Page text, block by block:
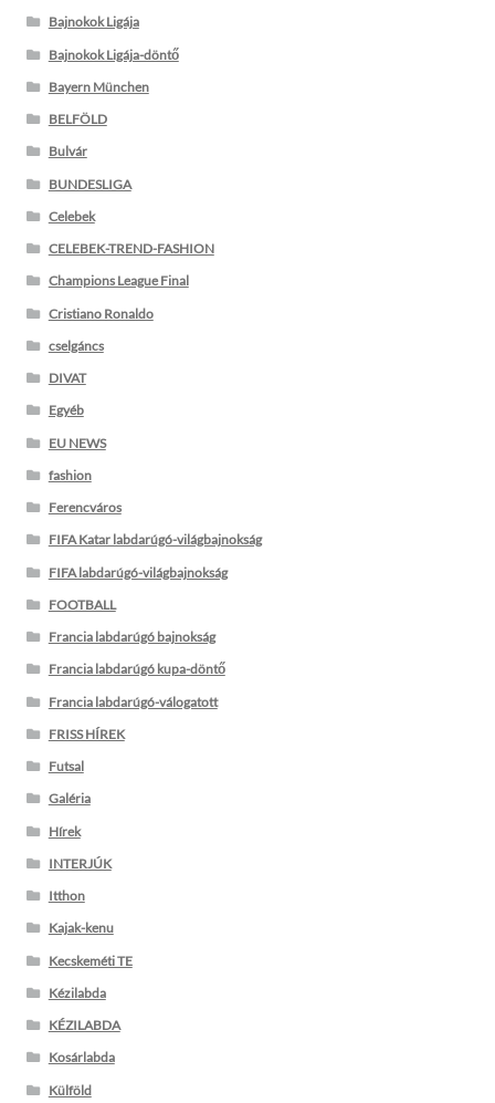
Bajnokok Ligája
Bajnokok Ligája-döntő
Bayern München
BELFÖLD
Bulvár
BUNDESLIGA
Celebek
CELEBEK-TREND-FASHION
Champions League Final
Cristiano Ronaldo
cselgáncs
DIVAT
Egyéb
EU NEWS
fashion
Ferencváros
FIFA Katar labdarúgó-világbajnokság
FIFA labdarúgó-világbajnokság
FOOTBALL
Francia labdarúgó bajnokság
Francia labdarúgó kupa-döntő
Francia labdarúgó-válogatott
FRISS HÍREK
Futsal
Galéria
Hírek
INTERJÚK
Itthon
Kajak-kenu
Kecskeméti TE
Kézilabda
KÉZILABDA
Kosárlabda
Külföld